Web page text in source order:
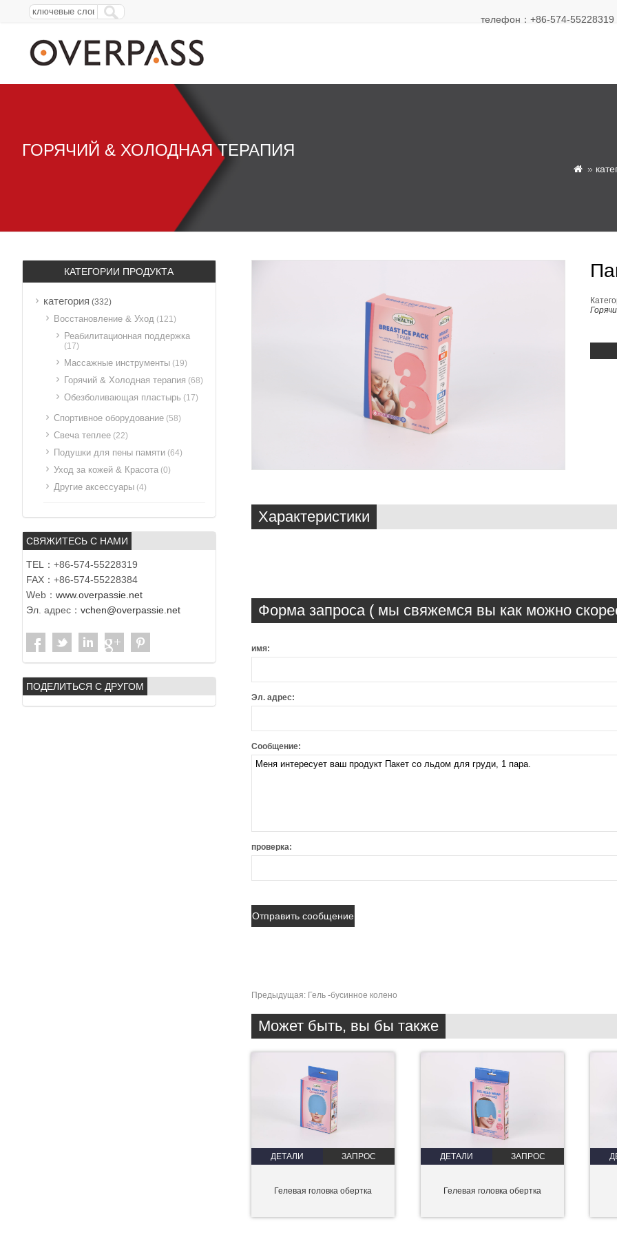
телефон：+86-574-
ГОРЯЧИЙ & ХОЛОДНАЯ ТЕРАПИЯ
 »
Характеристики
Форма запроса ( мы свяжемся вы как можно
имя:
Эл. адрес:
Сообщение:
проверка:
Предыдущая: Гель -бусинное колено
Может быть, вы бы также
ДЕТАЛИ ЗАПРОС
Гелевая головка обертка
ДЕТАЛИ ЗАПРОС
Гелевая головка обертка
КАТЕГОРИИ ПРОДУКТА
категория (332)
Восстановление & Уход (121)
Реабилитационная поддержка
(17)
Массажные инструменты (19)
Горячий & Холодная терапия (68)
Обезболивающая пластырь (17)
Спортивное оборудование (58)
Свеча теплее (22)
Подушки для пены памяти (64)
Уход за кожей & Красота (0)
Другие аксессуары (4)
СВЯЖИТЕСЬ С НАМИ
TEL：+86-574-55228319
FAX：+86-574-55228384
Web： www.overpassie.net
Эл. адрес： vchen@overpassie.net
ПОДЕЛИТЬСЯ С ДРУГОМ